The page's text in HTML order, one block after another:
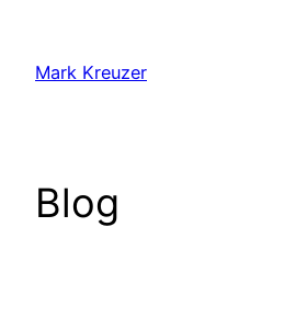
springen
Mark Kreuzer
Blog